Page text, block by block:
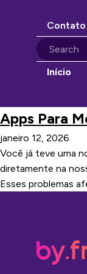
Contato
Início
Apps Para
janeiro 12, 2026
Você já teve uma
diretamente na
Esses problemas